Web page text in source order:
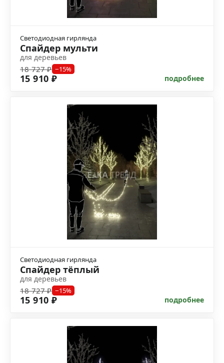
Светодиодная гирлянда
Спайдер мульти
для деревьев
18 727 ₽ −15%
15 910 ₽ подробнее
Светодиодная гирлянда
Спайдер тёплый
для деревьев
18 727 ₽ −15%
15 910 ₽ подробнее